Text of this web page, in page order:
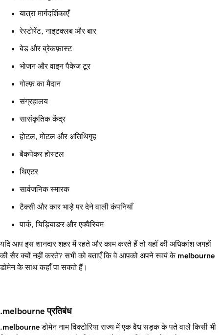
यात्रा मार्गदर्शिकाएँ
रेस्टोरेंट, नाइटक्लब और बार
बेड और ब्रेकफ़ास्ट
भोजन और वाइन पैकेज टूर
गोल्फ़ का मैदान
संग्रहालय
सासंकृतिक केंद्र
होटल, मोटल और अतिथिगृह
बैकपेकर होस्टल
थिएटर
सार्वजनिक स्मारक
टैक्सी और कार भाड़े पर देने वाली कंपनियाँ
पार्क, चिड़ियाङर और एक्वैरियम
यदि आप इस शानदार शहर में रहते और काम करते हैं तो यहॉं की अधिकांश जगहों
की सैर क्यों नहीं करते? सभी को बताएँ कि वे आपको अपने स्वयं के melbourne
डोमेन के साथ कहाँ पा सकते हैं।
.melbourne प्रतिबंध
.melbourneडोमेन नाम विक्टोरिया राज्य में एक वैध सड़क के पते वाले किसी भी